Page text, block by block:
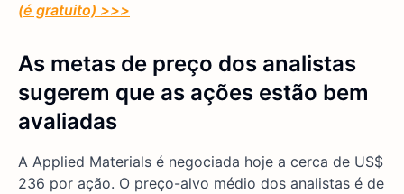
(é gratuito) >>>
As metas de preço dos analistas
sugerem que as ações estão bem
avaliadas
A Applied Materials é negociada hoje a cerca de US$
236 por ação. O preço-alvo médio dos analistas é de